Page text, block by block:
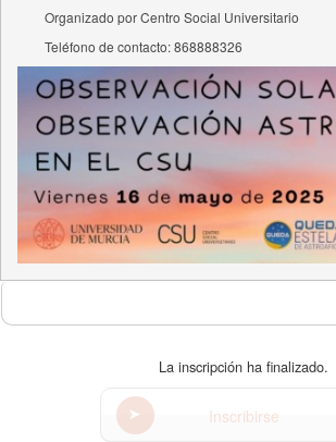
Organizado por Centro Social Universitario
Teléfono de contacto: 868888326
La inscripción ha finalizado.
Inscribirse